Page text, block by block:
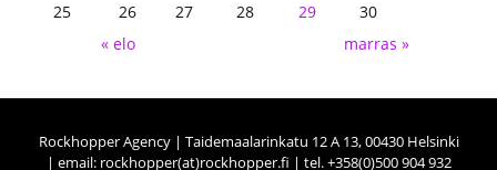
« elo marras »
25
26 27 28 29 30
Rockhopper Agency | Taidemaalarinkatu 12 A 13, 00430 Helsinki
| email: rockhopper(at)rockhopper.fi | tel. +358(0)500 904 932